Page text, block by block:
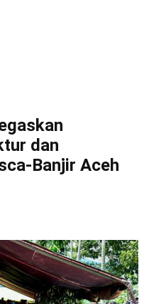
dan
Banjir Aceh